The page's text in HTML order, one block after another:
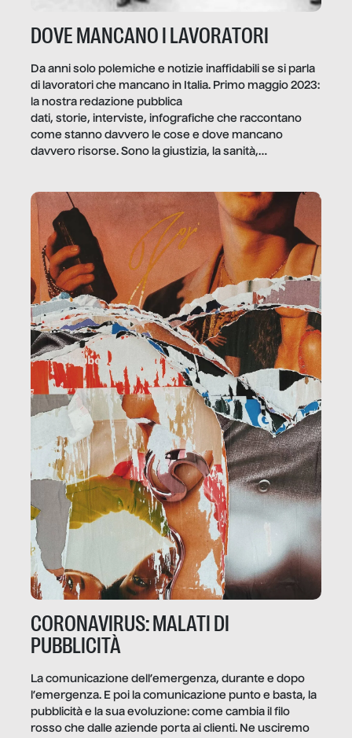
DOVE MANCANO I LAVORATORI
Da anni solo polemiche e notizie inaffidabili se si parla
di lavoratori che mancano in Italia. Primo maggio 2023:
la nostra redazione pubblica
dati, storie, interviste, infografiche che raccontano
come stanno davvero le cose e dove mancano
davvero risorse. Sono la giustizia, la sanità,
CORONAVIRUS: MALATI DI
PUBBLICITÀ
La comunicazione dell’emergenza, durante e dopo
l’emergenza. E poi la comunicazione punto e basta, la
pubblicità e la sua evoluzione: come cambia il filo
rosso che dalle aziende porta ai clienti. Ne usciremo